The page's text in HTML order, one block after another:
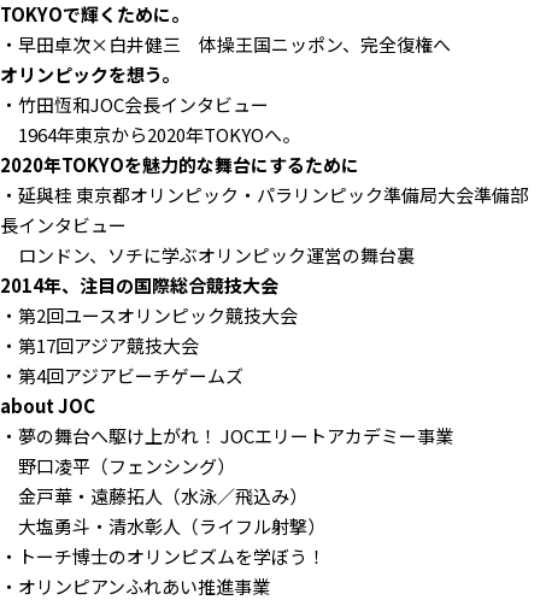
TOKYOで輝くために。
・早田卓次×白井健三 体操王国ニッポン、完全復権へ
オリンピックを想う。
・竹田恆和JOC会長インタビュー
1964年東京から2020年TOKYOへ。
2020年TOKYOを魅力的な舞台にするために
・延與桂 東京都オリンピック・パラリンピック準備局大会準備部
長インタビュー
ロンドン、ソチに学ぶオリンピック運営の舞台裏
2014年、注目の国際総合競技大会
・第2回ユースオリンピック競技大会
・第17回アジア競技大会
・第4回アジアビーチゲームズ
about JOC
・夢の舞台へ駆け上がれ！ JOCエリートアカデミー事業
野口凌平（フェンシング）
金戸華・遠藤拓人（水泳／飛込み）
大塩勇斗・清水彰人（ライフル射撃）
・トーチ博士のオリンピズムを学ぼう！
・オリンピアンふれあい推進事業